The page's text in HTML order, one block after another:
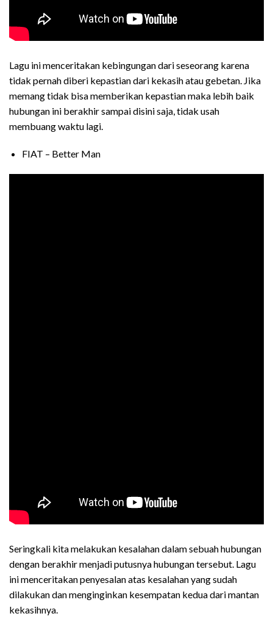
Lagu ini menceritakan kebingungan dari seseorang karena
tidak pernah diberi kepastian dari kekasih atau gebetan. Jika
memang tidak bisa memberikan kepastian maka lebih baik
hubungan ini berakhir sampai disini saja, tidak usah
membuang waktu lagi.
FIAT – Better Man
Seringkali kita melakukan kesalahan dalam sebuah hubungan
dengan berakhir menjadi putusnya hubungan tersebut. Lagu
ini menceritakan penyesalan atas kesalahan yang sudah
dilakukan dan menginginkan kesempatan kedua dari mantan
kekasihnya.